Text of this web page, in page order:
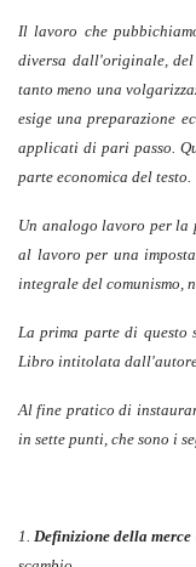
Il lavoro che
diversa dall'originale,
tanto meno una
esige una preparazione
applicati di pari passo.
parte economica del testo.
Un analogo lavoro per la
al lavoro per una
integrale del comunismo,
La prima parte di questo
Libro intitolata
Al fine pratico di
in sette punti, che sono i
1.Definizione della merce